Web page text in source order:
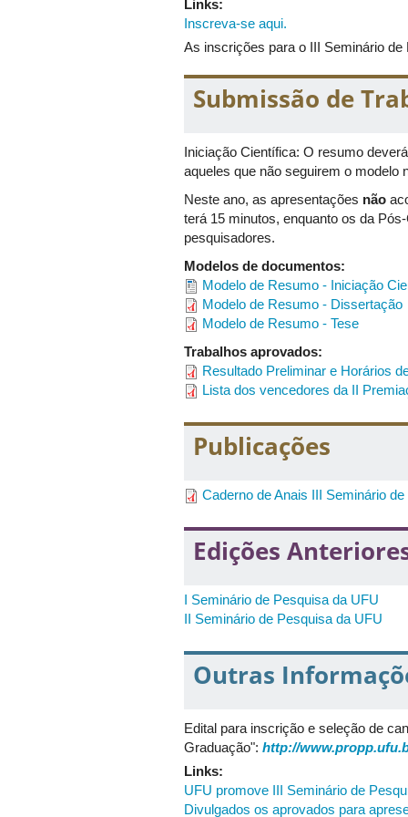
•14h às 17h– Apresentações de
e horários de apresentação
aqui .
sim em formato de apresentação
Equipamentos como notebooks
18/10/2023
Engenharias.Nome dos autores e
Nome dos autores e horários de
sim em formato de apresentação
Equipamentos como notebooks
Local: Bloco 3Q, salas 201 e 202
•13h30 às 17h30– Oficinas
1) Como ser pesquisador?
orientações gerais sobre os
Local: Bloco 5S, sala 104, Campus
Descrição: Conceitos básicos de
caso.Ministrante: Newton de
Local: Bloco 8C, sala 01, Campus
3) Acordos e contratos no Marco
Descrição
passo para trâmite do processo
Links:
Inscreva-se aqui.
As inscrições para o III Seminário
Submissão de
Iniciação Científica: O resumo
aqueles que não seguirem o modelo
Neste ano, as apresentações não
terá 15 minutos, enquanto os da
pesquisadores.
Modelos de documentos:
Modelo de Resumo - Iniciação
Modelo de Resumo - Dissertação
Modelo de Resumo - Tese
Trabalhos aprovados:
Resultado Preliminar e Horários
Lista dos vencedores da II
Publicações
Caderno de Anais III Seminário
Edições
I Seminário de Pesquisa da UFU
II Seminário de Pesquisa da UFU
Outras
Edital para inscrição e seleção de
Graduação": http://
Links:
UFU promove III Seminário de
Divulgados os aprovados para